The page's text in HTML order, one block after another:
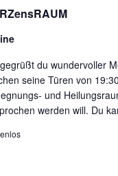
du wundervoller
seine Türen von
und
werden will. Du